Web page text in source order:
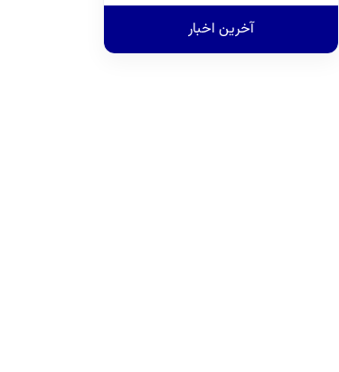
آخرین اخبار